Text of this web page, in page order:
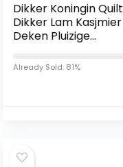
Dikker Koningin Quilt
Dikker Lam Kasjmier
Deken Pluizige
Zachte Warme Bed
Dekbed Voor Thuis
Already Sold: 81%